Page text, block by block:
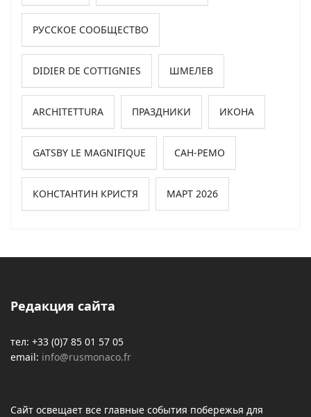
РУССКОЕ СООБЩЕСТВО
DIDIER DE COTTIGNIES ШМЕЛЕВ
ARCHITETTURA ПРАЗДНИКИ ИКОНА
GATSBY LE MAGNIFIQUE САН-РЕМО
КОНСТАНТИН КРИСТЯ МАРТ 2026
Редакция сайта
тел: +33 (0)7 85 01 57 05
email: info@rusmonaco.fr
Сайт освещает все главные события побережья для